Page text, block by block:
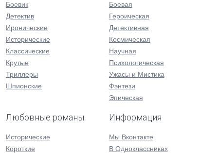
Боевик
Детектив
Иронические
Исторические
Классические
Крутые
Триллеры
Шпионские
Боевая
Героическая
Детективная
Космическая
Научная
Психологическая
Ужасы и Мистика
Фэнтези
Эпическая
Любовные романы
Исторические
Короткие
Информация
Мы Вконтакте
В Одноклассниках